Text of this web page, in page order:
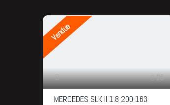
Vendue
25
MERCEDES SLK II 1.8 200 163